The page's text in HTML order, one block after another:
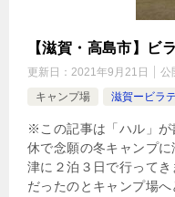
【滋賀・高島市】ビ
更新日： 2021年9月21日 公
キャンプ場
滋賀ービラ
※この記事は「ハル」が
休で念願の冬キャンプ
津に２泊３日で行って
だったのとキャンプ場